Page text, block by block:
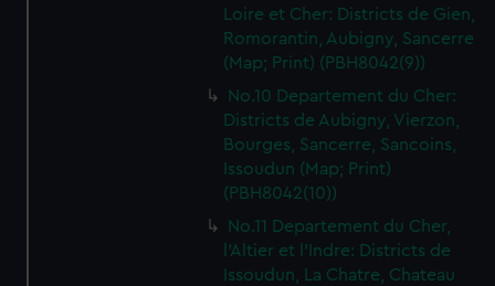
Loire et Cher: Districts de Gien,
Romorantin, Aubigny, Sancerre
(Map; Print) (PBH8042(9))
No.10 Departement du Cher:
Districts de Aubigny, Vierzon,
Bourges, Sancerre, Sancoins,
Issoudun (Map; Print)
(PBH8042(10))
No.11 Departement du Cher,
l'Altier et l'Indre: Districts de
Issoudun, La Chatre, Chateau